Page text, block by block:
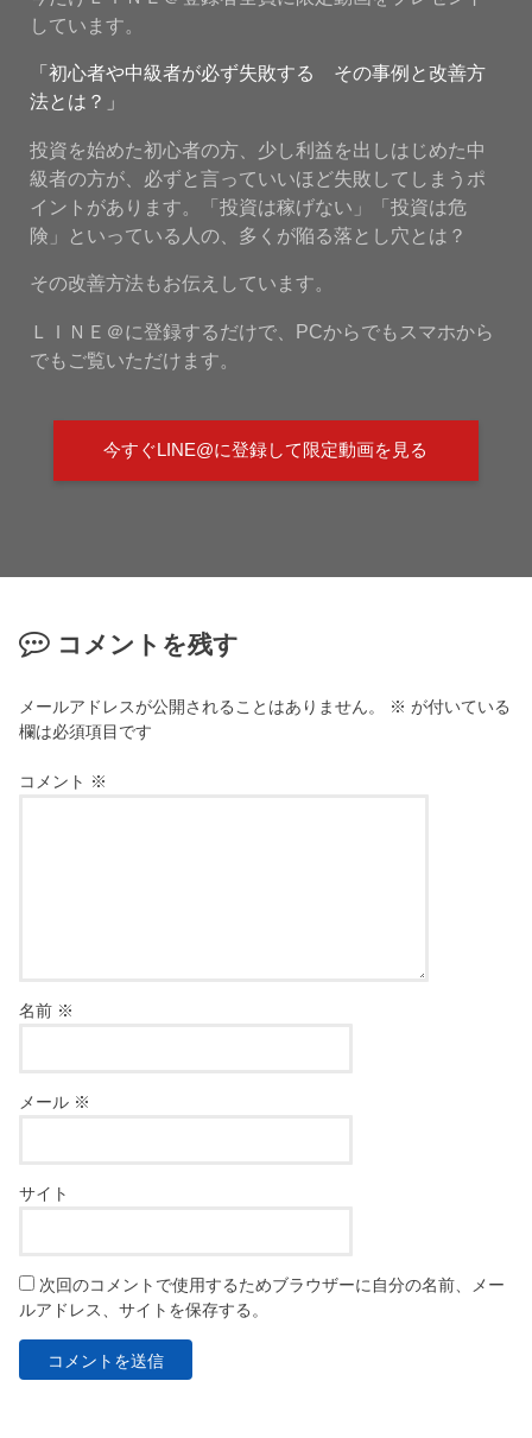
しています。
「初心者や中級者が必ず失敗する その事例と改善方
法とは？」
投資を始めた初心者の方、少し利益を出しはじめた中
級者の方が、必ずと言っていいほど失敗してしまうポ
イントがあります。「投資は稼げない」「投資は危
険」といっている人の、多くが陥る落とし穴とは？
その改善方法もお伝えしています。
ＬＩＮＥ＠に登録するだけで、PCからでもスマホから
でもご覧いただけます。
今すぐLINE@に登録して限定動画を見る
コメントを残す
メールアドレスが公開されることはありません。 ※ が付いている
欄は必須項目です
コメント ※
名前 ※
メール ※
サイト
次回のコメントで使用するためブラウザーに自分の名前、メー
ルアドレス、サイトを保存する。